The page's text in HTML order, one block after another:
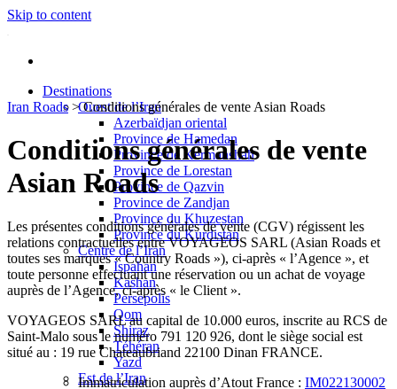
Skip to content
Destinations
Ouest de l’Iran
Azerbaïdjan oriental
Province de Hamedan
Province de Kermanshah
Province de Lorestan
Province de Qazvin
Province de Zandjan
Province du Khuzestan
Province du Kurdistan
Centre de l’Iran
Ispahan
Kashan
Persepolis
Qom
Shiraz
Téhéran
Yazd
Est de l’Iran
Iran Roads > Conditions générales de vente Asian Roads
Conditions générales de vente
Asian Roads
Les présentes conditions générales de vente (CGV) régissent les
relations contractuelles entre VOYAGEOS SARL (Asian Roads et
toutes ses marques « Country Roads »), ci-après « l’Agence », et
toute personne effectuant une réservation ou un achat de voyage
auprès de l’Agence, ci-après « le Client ».
VOYAGEOS SARL au capital de 10.000 euros, inscrite au RCS de
Saint-Malo sous le numéro 791 120 926, dont le siège social est
situé au : 19 rue Chateaubriand 22100 Dinan FRANCE.
Immatriculation auprès d’Atout France : IM022130002